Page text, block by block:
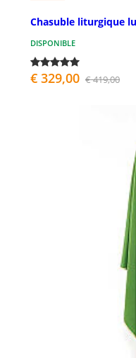
Chasuble liturgique
DISPONIBLE
€ 329,00 € 419,00